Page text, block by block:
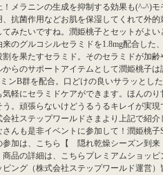
！メラニンの生成を抑制する効果も(^-^)
、抗菌作用などお肌を保湿してくれて外
てみたいですね。潤姫桃子とセットがよ
来のグルコシルセラミドを1.8mg配合し
割を果たすセラミド。そのセラミドが加
からのサポートアイテムとして潤姫桃子
ンB群を配合。口どけの良いサラッとし
気軽にセラミドケアができます。ほんの
う。頑張らないけどうるうるキレイが実
会社ステップワールドさまより上記で紹
さんも是非イベントに参加して！潤姫桃
参加は、こちら【 隠れ乾燥シーズン到
商品の詳細は、こちらプレミアムショッ
ピング（株式会社ステップワールド運営